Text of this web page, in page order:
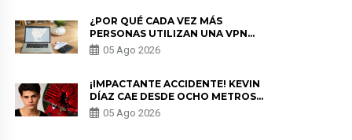
¿POR QUÉ CADA VEZ MÁS
PERSONAS UTILIZAN UNA VPN
PARA PROTEGER SU
PRIVACIDAD?
05 Ago 2026
¡IMPACTANTE ACCIDENTE! KEVIN
DÍAZ CAE DESDE OCHO METROS
EN “ESTO ES GUERRA” Y GENERA
PREOCUPACIÓN
05 Ago 2026